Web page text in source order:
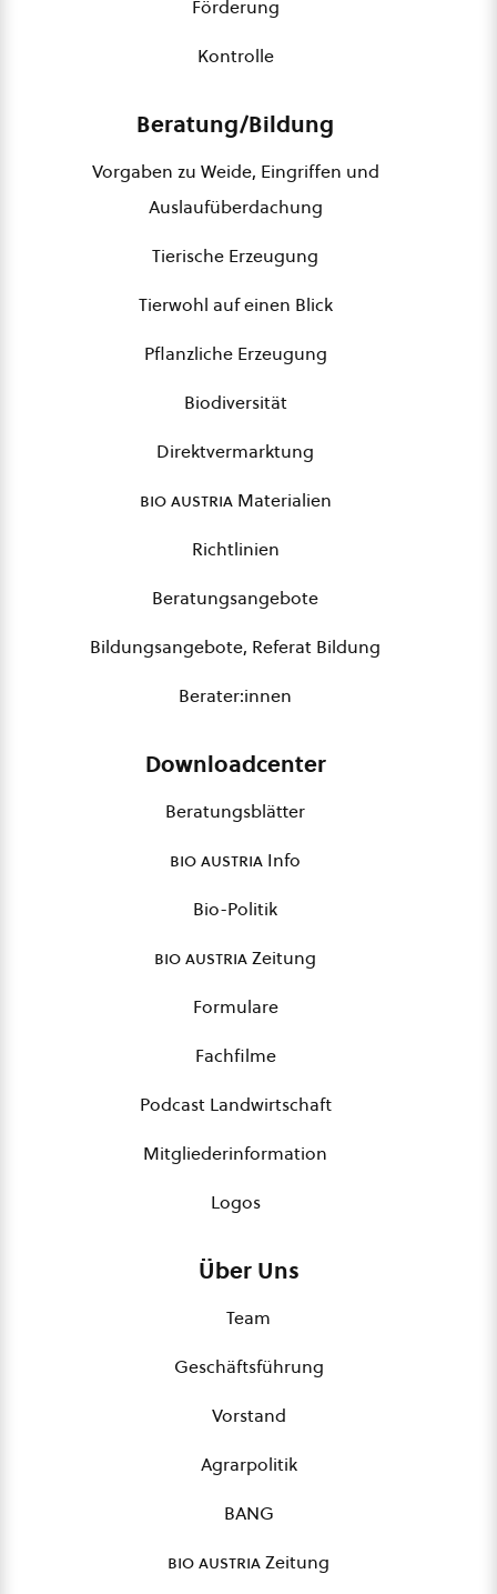
Förderung
Kontrolle
Beratung/Bildung
Vorgaben zu Weide, Eingriffen und
Auslaufüberdachung
Tierische Erzeugung
Tierwohl auf einen Blick
Pflanzliche Erzeugung
Biodiversität
Direktvermarktung
bio austriaMaterialien
Richtlinien
Beratungsangebote
Bildungsangebote, Referat Bildung
Berater:innen
Downloadcenter
Beratungsblätter
bio austria Info
Bio-Politik
bio austriaZeitung
Formulare
Fachfilme
Podcast Landwirtschaft
Mitgliederinformation
Logos
Über Uns
Team
Geschäftsführung
Vorstand
Agrarpolitik
BANG
bio austriaZeitung